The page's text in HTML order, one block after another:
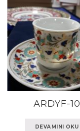
ARDYF-10
DEVAMINI OKU